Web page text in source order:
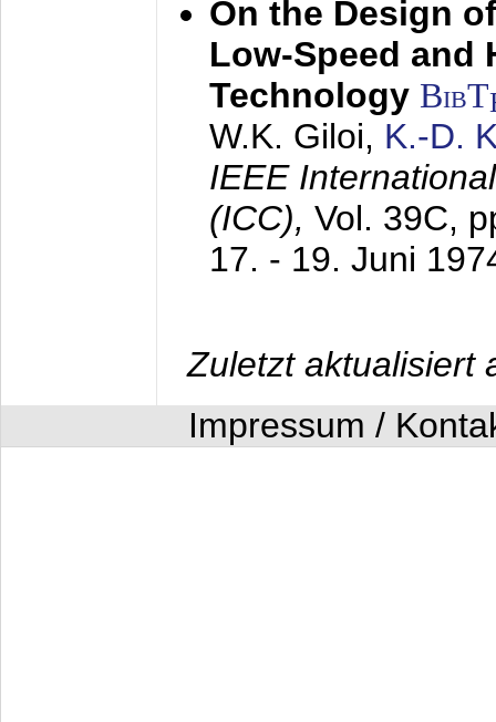
On the Design
Low-Speed and
Technology BibT
W.K. Giloi, K.-D.
IEEE
(ICC), Vol. 39C,
17. - 19. Juni
Zuletzt aktualisiert
Impressum /